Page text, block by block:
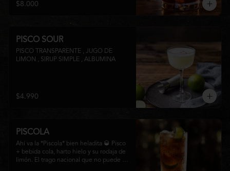
$8.000
PISCO SOUR
PISCO TRANSPARENTE , JUGO DE
LIMON , SIRUP SIMPLE , ALBUMINA
$4.990
PISCOLA
Ahí va la *Piscola* bien heladita 🥃 Pisco
+ bebida cola, harto hielo y su rodaja de
limón. El trago nacional que no puede